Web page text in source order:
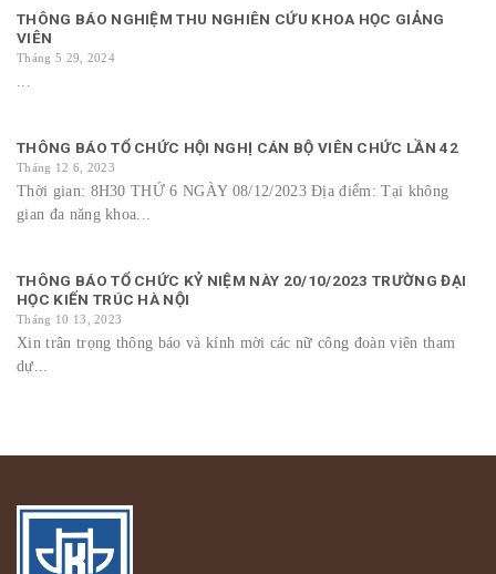
THÔNG BÁO NGHIỆM THU NGHIÊN CỨU KHOA HỌC GIẢNG
VIÊN
Tháng 5 29, 2024
THÔNG BÁO TỔ CHỨC HỘI NGHỊ CÁN BỘ VIÊN CHỨC LẦN 42
Tháng 12 6, 2023
Thời gian: 8H30 THỨ 6 NGÀY 08/12/2023 Địa điểm: Tại không
gian đa năng khoa...
THÔNG BÁO TỔ CHỨC KỶ NIỆM NÀY 20/10/2023 TRƯỜNG ĐẠI
HỌC KIẾN TRÚC HÀ NỘI
Tháng 10 13, 2023
Xin trân trọng thông báo và kính mời các nữ công đoàn viên tham
dự...